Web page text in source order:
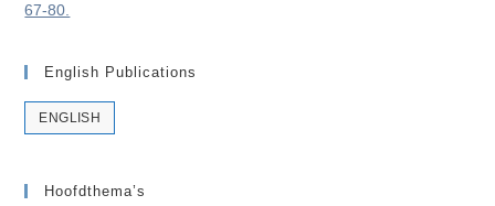
67-80.
English Publications
ENGLISH
Hoofdthema’s